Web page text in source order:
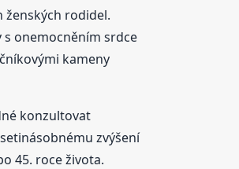
ženských rodidel.
onemocněním srdce
kameny
konzultovat
zvýšení
45. roce života.